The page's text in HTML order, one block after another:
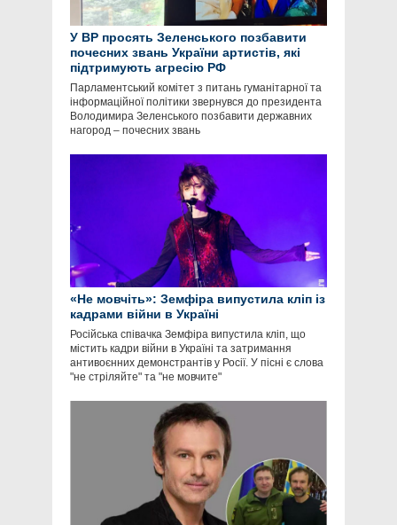
У ВР просять Зеленського позбавити
почесних звань України артистів, які
підтримують агресію РФ
Парламентський комітет з питань гуманітарної та
інформаційної політики звернувся до президента
Володимира Зеленського позбавити державних
нагород – почесних звань
«Не мовчіть»: Земфіра випустила кліп із
кадрами війни в Україні
Російська співачка Земфіра випустила кліп, що
містить кадри війни в Україні та затримання
антивоєнних демонстрантів у Росії. У пісні є слова
"не стріляйте" та "не мовчите"